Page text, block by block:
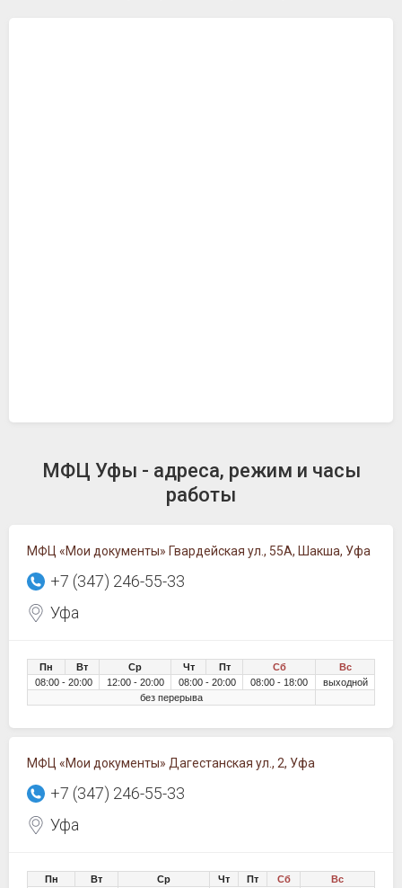
МФЦ Уфы - адреса, режим и часы
работы
МФЦ «Мои документы» Гвардейская ул., 55А, Шакша, Уфа
+7 (347) 246-55-33
Уфа
Пн Вт Ср Чт Пт Сб
Вс
08:00 - 20:00
12:00 - 20:00 08:00 - 20:00 08:00 - 18:00
выходной
без перерыва
МФЦ «Мои документы» Дагестанская ул., 2, Уфа
+7 (347) 246-55-33
Уфа
Пн Вт Ср Чт Пт Сб
Вс